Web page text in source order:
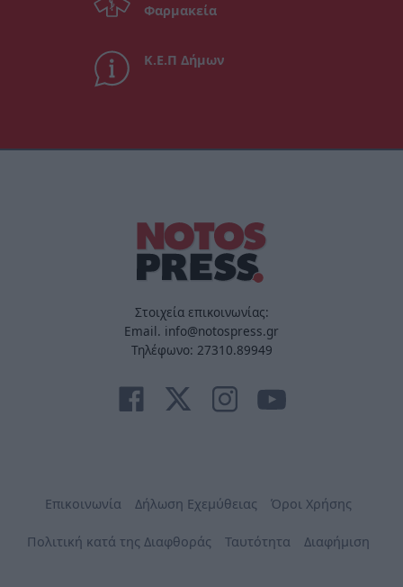
Φαρμακεία
Κ.Ε.Π Δήμων
Στοιχεία επικοινωνίας:
Email. info@notospress.gr
Τηλέφωνο: 27310.89949
Επικοινωνία Δήλωση Εχεμύθειας Όροι Χρήσης
Πολιτική κατά της Διαφθοράς Ταυτότητα Διαφήμιση